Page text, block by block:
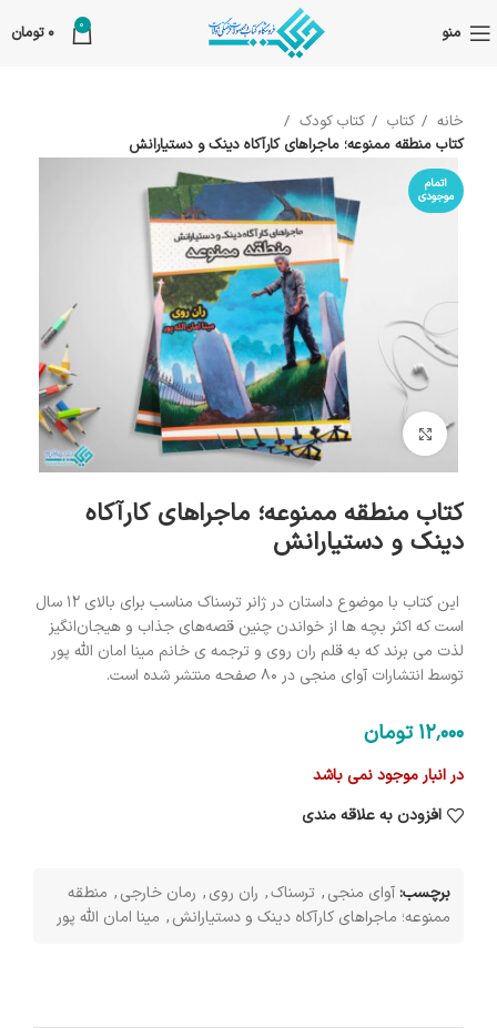
منو 0
0 تومان
خانه کتاب
کتاب کودک
کتاب منطقه ممنوعه؛ ماجراهای کارآکاه دینک و دستیارانش
اتمام
موجودی
بزرگنمایی تصویر
کتاب منطقه ممنوعه؛ ماجراهای کارآکاه
دینک و دستیارانش
این کتاب با موضوع داستان در ژانر ترسناک مناسب برای بالای 12 سال
است که اکثر بچه ها از خواندن چنین قصه‌های جذاب و هیجان‌انگیز
لذت می برند که به قلم ران روی و ترجمه ی خانم مینا امان الله پور
توسط انتشارات آوای منجی در 80 صفحه منتشر شده است.
12٬000 تومان
در انبار موجود نمی باشد
افزودن به علاقه مندی
برچسب:آوای منجی, ترسناک, ران روی, رمان خارجی, منطقه
ممنوعه؛ ماجراهای کارآکاه دینک و دستیارانش, مینا امان الله پور